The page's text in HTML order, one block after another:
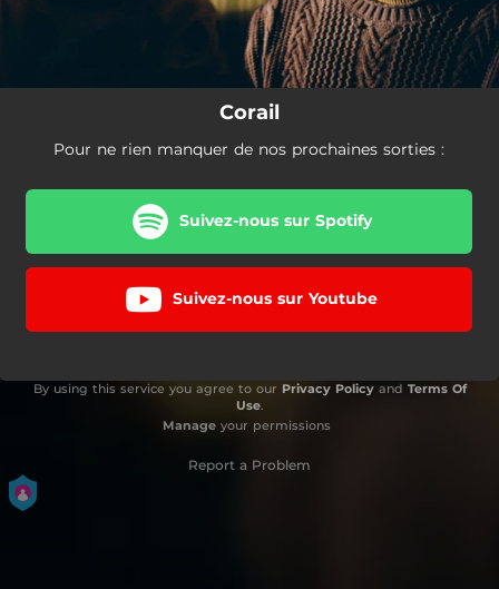
Corail
Pour ne rien manquer de nos prochaines sorties :
Suivez-nous sur Spotify
Suivez-nous sur Youtube
By using this service you agree to our Privacy Policyand Terms Of
Use.
Manageyour permissions
Report a Problem